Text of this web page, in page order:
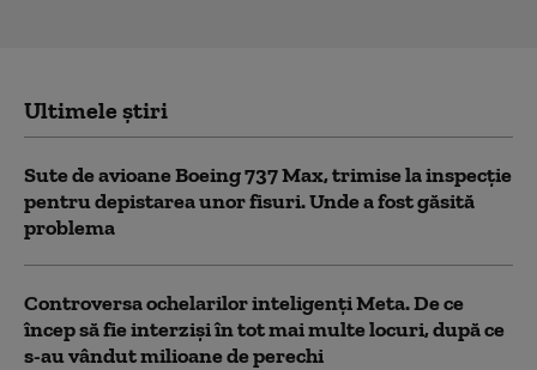
Ultimele știri
Sute de avioane Boeing 737 Max, trimise la inspecție
pentru depistarea unor fisuri. Unde a fost găsită
problema
Controversa ochelarilor inteligenți Meta. De ce
încep să fie interziși în tot mai multe locuri, după ce
s-au vândut milioane de perechi